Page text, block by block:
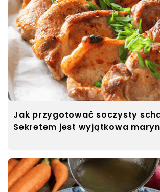
Jak przygotować soczysty
Sekretem jest wyjątkowa